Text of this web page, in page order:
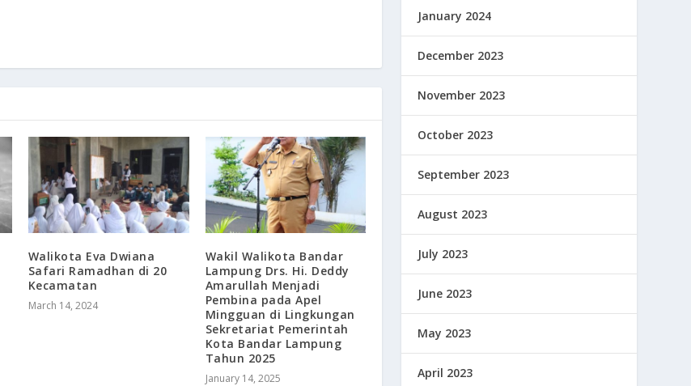
Walikota Eva Dwiana
Safari Ramadhan di 20
Kecamatan
March 14, 2024
Wakil Walikota Bandar
Lampung Drs. Hi. Deddy
Amarullah Menjadi
Pembina pada Apel
Mingguan di Lingkungan
Sekretariat Pemerintah
Kota Bandar Lampung
Tahun 2025
January 14, 2025
January 2024
December 2023
November 2023
October 2023
September 2023
August 2023
July 2023
June 2023
May 2023
April 2023